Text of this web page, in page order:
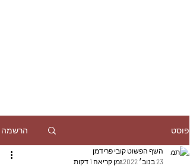
פוסט הרשמה
השף הפשוט קובי פרידמן
23 בנוב׳ 2022
זמן קריאה 1 דקות